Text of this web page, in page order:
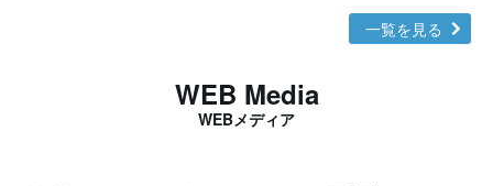
一覧を見る
WEB Media
WEBメディア